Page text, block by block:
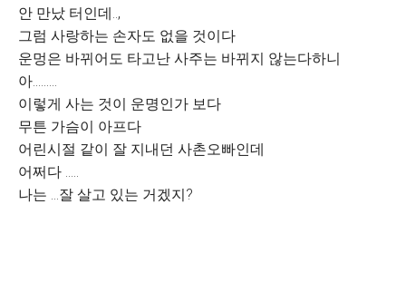
안 만났 터인데..,
그럼 사랑하는 손자도 없을 것이다
운멍은 바뀌어도 타고난 사주는 바뀌지 않는다하니
아.........
이렇게 사는 것이 운명인가 보다
무튼 가슴이 아프다
어린시절 같이 잘 지내던 사촌오빠인데
어쩌다 .....
나는 ...잘 살고 있는 거겠지?